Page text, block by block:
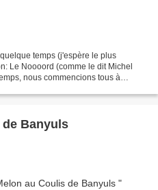
temps (j'espère le plus
Le Noooord (comme le dit Michel
nous commencions tous à
Banyuls